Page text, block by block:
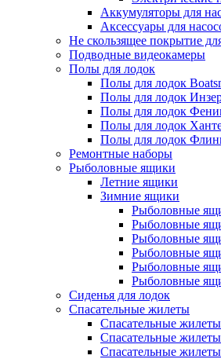
Аккумуляторы для
Аксессуары для
Не скользящее покрытие
Подводные видеокамеры
Полы для лодок
Полы для лодок
Полы для лодок
Полы для лодок
Полы для лодок
Полы для лодок
Ремонтные наборы
Рыболовные ящики
Летние ящики
Зимние ящики
Рыболовные
Рыболовные
Рыболовные
Рыболовные
Рыболовные
Рыболовные
Сиденья для лодок
Спасательные жилеты
Спасательные
Спасательные
Спасательные жилеты